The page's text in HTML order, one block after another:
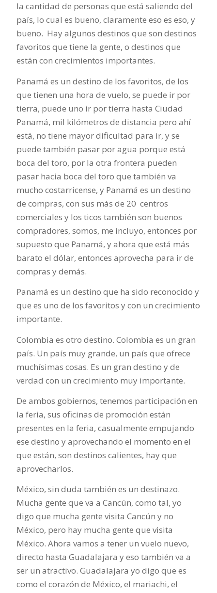
la cantidad de personas que está saliendo del
país, lo cual es bueno, claramente eso es eso, y
bueno. Hay algunos destinos que son destinos
favoritos que tiene la gente, o destinos que
están con crecimientos importantes.
Panamá es un destino de los favoritos, de los
que tienen una hora de vuelo, se puede ir por
tierra, puede uno ir por tierra hasta Ciudad
Panamá, mil kilómetros de distancia pero ahí
está, no tiene mayor dificultad para ir, y se
puede también pasar por agua porque está
boca del toro, por la otra frontera pueden
pasar hacia boca del toro que también va
mucho costarricense, y Panamá es un destino
de compras, con sus más de 20 centros
comerciales y los ticos también son buenos
compradores, somos, me incluyo, entonces por
supuesto que Panamá, y ahora que está más
barato el dólar, entonces aprovecha para ir de
compras y demás.
Panamá es un destino que ha sido reconocido y
que es uno de los favoritos y con un crecimiento
importante.
Colombia es otro destino. Colombia es un gran
país. Un país muy grande, un país que ofrece
muchísimas cosas. Es un gran destino y de
verdad con un crecimiento muy importante.
De ambos gobiernos, tenemos participación en
la feria, sus oficinas de promoción están
presentes en la feria, casualmente empujando
ese destino y aprovechando el momento en el
que están, son destinos calientes, hay que
aprovecharlos.
México, sin duda también es un destinazo.
Mucha gente que va a Cancún, como tal, yo
digo que mucha gente visita Cancún y no
México, pero hay mucha gente que visita
México. Ahora vamos a tener un vuelo nuevo,
directo hasta Guadalajara y eso también va a
ser un atractivo. Guadalajara yo digo que es
como el corazón de México, el mariachi, el